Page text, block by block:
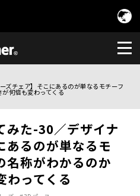
ズチェア】そこにあるのが単なるモチーフ
何倍も変わってくる
みた-30／デザイナ
あるのが単なるモ
名称がわかるのか
わってくる